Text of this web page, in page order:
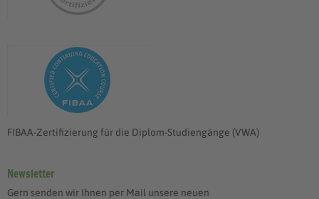
FIBAA-Zertifizierung für die Diplom-Studiengänge (VWA)
Newsletter
Gern senden wir Ihnen per Mail unsere neuen